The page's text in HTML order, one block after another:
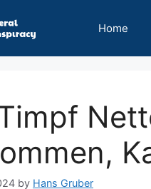
Home
by Hans Gruber